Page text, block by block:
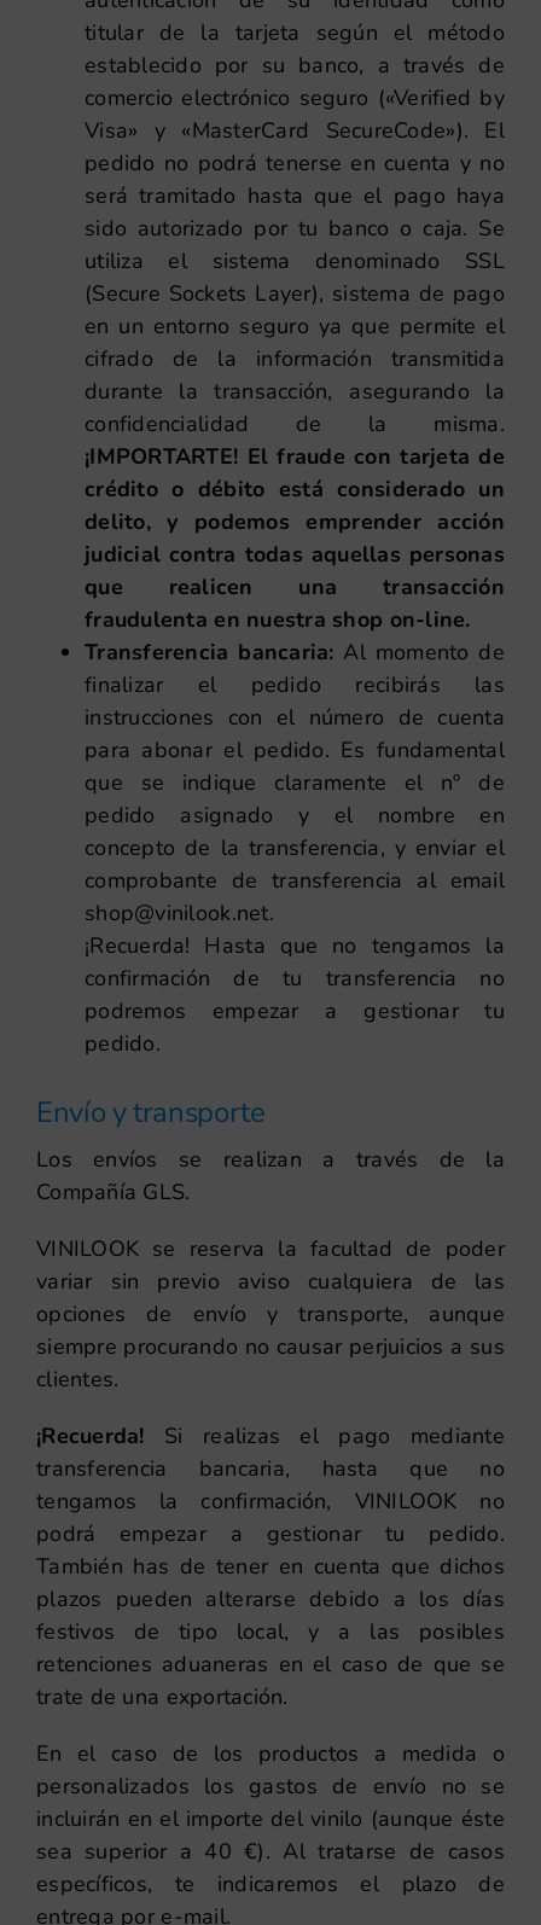
titular de la tarjeta según el método
establecido por su banco, a través de
comercio electrónico seguro («Verified by
Visa» y «MasterCard SecureCode»). El
pedido no podrá tenerse en cuenta y no
será tramitado hasta que el pago haya
sido autorizado por tu banco o caja. Se
utiliza el sistema denominado SSL
(Secure Sockets Layer), sistema de pago
en un entorno seguro ya que permite el
cifrado de la información transmitida
durante la transacción, asegurando la
confidencialidad de la misma.
¡IMPORTARTE! El fraude con tarjeta de
crédito o débito está considerado un
delito, y podemos emprender acción
judicial contra todas aquellas personas
que realicen una transacción
fraudulenta en nuestra shop on-line.
Transferencia bancaria: Al momento de
finalizar el pedido recibirás las
instrucciones con el número de cuenta
para abonar el pedido. Es fundamental
que se indique claramente el nº de
pedido asignado y el nombre en
concepto de la transferencia, y enviar el
comprobante de transferencia al email
shop@vinilook.net.
¡Recuerda! Hasta que no tengamos la
confirmación de tu transferencia no
podremos empezar a gestionar tu
pedido.
Envío y transporte
Los envíos se realizan a través de la
Compañía GLS.
VINILOOK se reserva la facultad de poder
variar sin previo aviso cualquiera de las
opciones de envío y transporte, aunque
siempre procurando no causar perjuicios a sus
clientes.
¡Recuerda! Si realizas el pago mediante
transferencia bancaria, hasta que no
tengamos la confirmación, VINILOOK no
podrá empezar a gestionar tu pedido.
También has de tener en cuenta que dichos
plazos pueden alterarse debido a los días
festivos de tipo local, y a las posibles
retenciones aduaneras en el caso de que se
trate de una exportación.
En el caso de los productos a medida o
personalizados los gastos de envío no se
incluirán en el importe del vinilo (aunque éste
sea superior a 40 €). Al tratarse de casos
específicos, te indicaremos el plazo de
entrega por e-mail.